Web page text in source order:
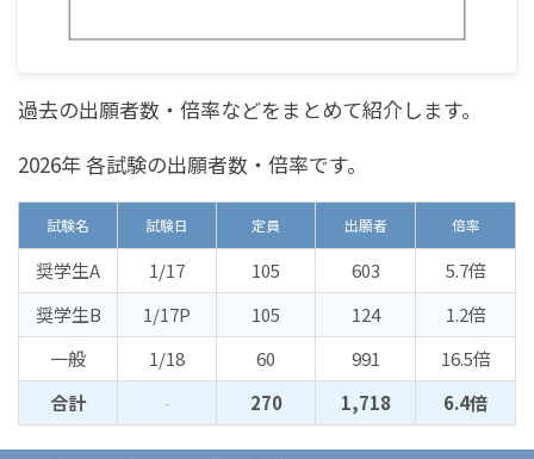
過去の出願者数・倍率などをまとめて紹介します。
2026年 各試験の出願者数・倍率です。
試験名 試験日 定員 出願者 倍率
奨学生A 1/17 105 603
5.7倍
奨学生B
1/17P 105 124
1.2倍
一般
1/18 60 991
16.5倍
合計
- 270 1,718 6.4倍